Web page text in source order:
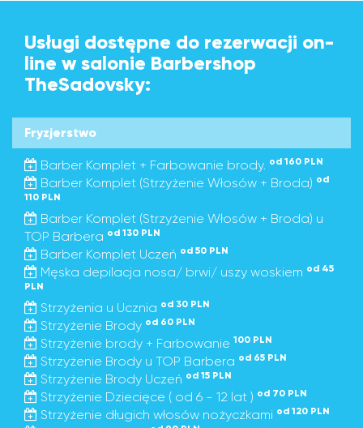
Usługi dostępne do rezerwacji on-
line w salonie Barbershop
TheSadovsky:
Fryzjerstwo
Barber Komplet + Farbowanie brody. od 160 PLN
Barber Komplet (Strzyżenie Włosów + Broda) od
110 PLN
Barber Komplet (Strzyżenie Włosów + Broda) u
TOP Barbera od 130 PLN
Barber Komplet Uczeń od 50 PLN
Męska depilacja nosa/ brwi/ uszy woskiem od 45
PLN
Strzyżenia u Ucznia od 30 PLN
Strzyżenie Brody od 60 PLN
Strzyżenie brody + Farbowanie 100 PLN
Strzyżenie Brody u TOP Barbera od 65 PLN
Strzyżenie Brody Uczeń od 15 PLN
Strzyżenie Dziecięce ( od 6 - 12 lat ) od 70 PLN
Strzyżenie długich włosów nożyczkami od 120 PLN